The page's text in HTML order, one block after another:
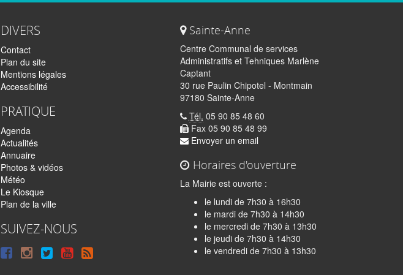
DIVERS
Contact
Plan du site
Mentions légales
Accessibilité
PRATIQUE
Agenda
Actualités
Annuaire
Photos & vidéos
Météo
Le Kiosque
Plan de la ville
SUIVEZ-NOUS
SuivreSuivreSuivreSyndiquer
Sainte-Anne
Centre Communal de services
Administratifs et Tehniques Marlène
Captant
30 rue Paulin Chipotel - Montmain
97180 Sainte-Anne
Tél. 05 90 85 48 60
Fax 05 90 85 48 99
Envoyer un email
Horaires d'ouverture
La Mairie est ouverte :
le lundi de 7h30 à 16h30
le mardi de 7h30 à 14h30
le mercredi de 7h30 à 13h30
le jeudi de 7h30 à 14h30
le vendredi de 7h30 à 13h30